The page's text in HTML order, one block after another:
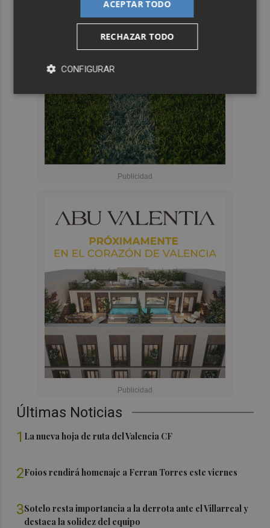
Últimas Noticias
1 La nueva hoja de ruta del Valencia CF
2Foios rendirá homenaje a Ferran Torres este viernes
3Sotelo resta importancia a la derrota ante el Villarreal y
destaca la solidez del equipo
ACEPTAR TODO
RECHAZAR TODO
CONFIGURAR